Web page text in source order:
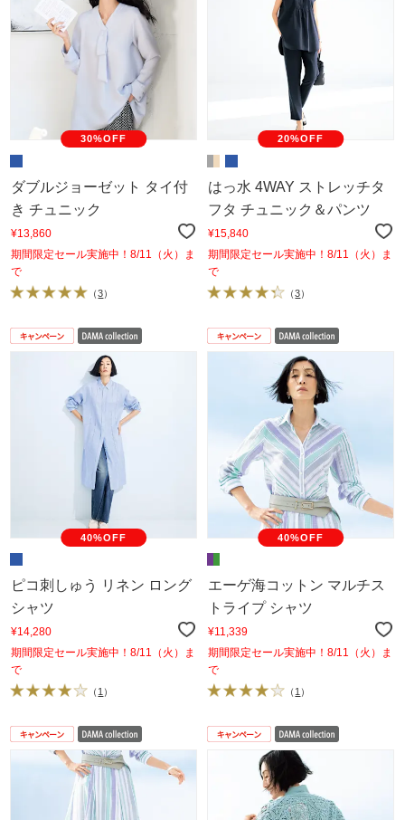
30%OFF
ダブルジョーゼット タイ付
き チュニック
¥13,860
期間限定セール実施中！8/11（火）ま
で
（3）
20%OFF
はっ水 4WAY ストレッチタ
フタ チュニック＆パンツ
¥15,840
期間限定セール実施中！8/11（火）ま
で
（3）
40%OFF
ピコ刺しゅう リネン ロング
シャツ
¥14,280
期間限定セール実施中！8/11（火）ま
で
（ 1 ）
40%OFF
エーゲ海コットン マルチス
トライプ シャツ
¥11,339
期間限定セール実施中！8/11（火）ま
で
（ 1 ）